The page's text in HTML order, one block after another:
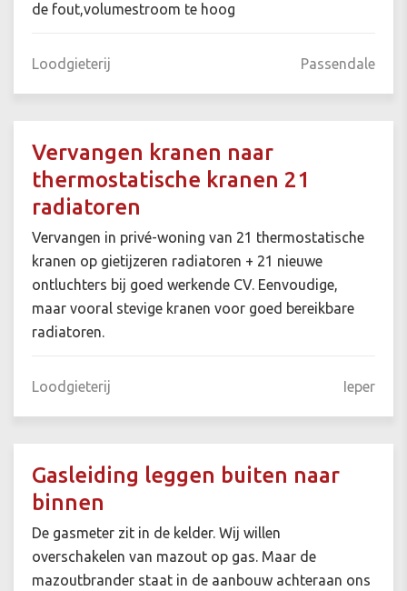
de fout,volumestroom te hoog
Loodgieterij Passendale
Vervangen kranen naar
thermostatische kranen 21
radiatoren
Vervangen in privé-woning van 21 thermostatische
kranen op gietijzeren radiatoren + 21 nieuwe
ontluchters bij goed werkende CV. Eenvoudige,
maar vooral stevige kranen voor goed bereikbare
radiatoren.
Loodgieterij Ieper
Gasleiding leggen buiten naar
binnen
De gasmeter zit in de kelder. Wij willen
overschakelen van mazout op gas. Maar de
mazoutbrander staat in de aanbouw achteraan ons